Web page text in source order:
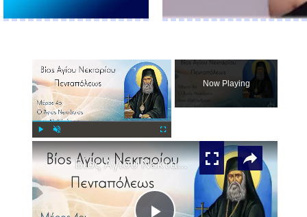
Now Playing
×
Βίος Αγίου Νεκταρίου Μέρος 4ο